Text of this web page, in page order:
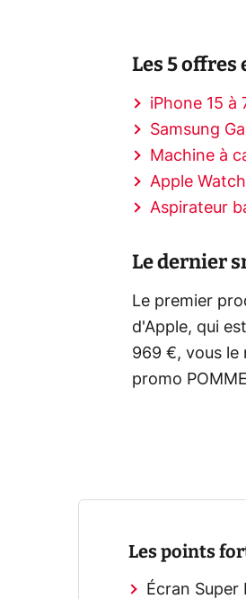
Les 5 offres
iPhone 15 à
Samsung
Machine à
Apple
Aspirateur
Le dernier
Le premier
d'Apple, qui
969 €, vous le
promo
Les points
Écran Super